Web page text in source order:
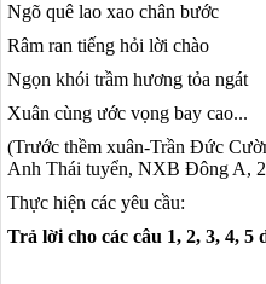
Ngõ quê lao xao chân bước
Râm ran tiếng hỏi lời chào
Ngọn khói trầm hương tỏa ngát
Xuân cùng ước vọng bay cao...
(Trước thềm xuân-Trần Đức
Anh Thái tuyển, NXB Đông A,
Thực hiện các yêu cầu:
Trả lời cho các câu 1, 2, 3, 4, 5